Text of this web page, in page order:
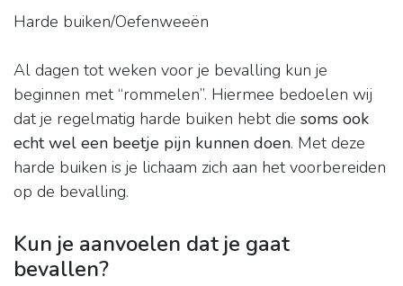
Harde buiken/Oefenweeën
Al dagen tot weken voor je bevalling kun je
beginnen met “rommelen”. Hiermee bedoelen wij
dat je regelmatig harde buiken hebt die soms ook
echt wel een beetje pijn kunnen doen. Met deze
harde buiken is je lichaam zich aan het voorbereiden
op de bevalling.
Kun je aanvoelen dat je gaat
bevallen?